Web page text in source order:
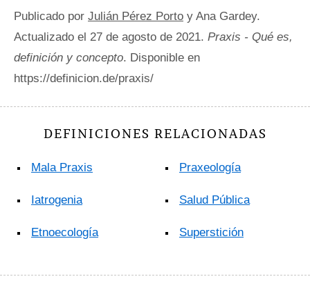
Publicado por Julián Pérez Porto y Ana Gardey.
Actualizado el 27 de agosto de 2021. Praxis - Qué es,
definición y concepto. Disponible en
https://definicion.de/praxis/
DEFINICIONES RELACIONADAS
Mala Praxis
Iatrogenia
Etnoecología
Praxeología
Salud Pública
Superstición